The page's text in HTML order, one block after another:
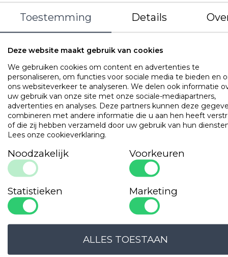
200 gr/m2
Met contour: gemaakt voor ZEN en ZEN
SUPPORT hoofdkussens
Met rits
OMSCHRIJVING UITVOERINGEN
Mooie kwaliteit molton kussenbeschermer met contour.
Speciaal ontworpen voor het ZEN en het ZEN SUPPORT
hoofdkussen. Beschermt het kussen tegen vocht en vuil.
Populaire
Gilder Synthetisch Superior
Art. VADBG42TH
Toestemming Details
Deze website maakt gebruik van cookies
We gebruiken cookies om content en advertenties te
personaliseren, om functies voor sociale media te bieden en
ons websiteverkeer te analyseren. We delen ook informatie
uw gebruik van onze site met onze sociale-mediapartners,
advertenties en analyses. Deze partners kunnen deze
combineren met andere informatie die u aan hen heeft
of die zij hebben verzameld door uw gebruik van hun
Lees onze cookieverklaring.
Noodzakelijk Voorkeuren
Statistieken Marketing
ALLES TOESTAAN